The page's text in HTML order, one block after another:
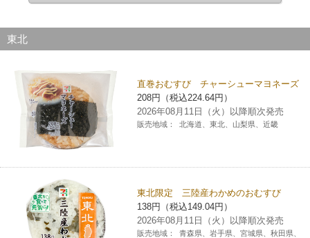
東北
直巻おむすび チャーシューマヨネーズ
208円（税込224.64円）
2026年08月11日（火）以降順次発売
販売地域： 北海道、東北、山梨県、近畿
東北限定 三陸産わかめのおむすび
138円（税込149.04円）
2026年08月11日（火）以降順次発売
販売地域：
青森県、岩手県、宮城県、秋田県、